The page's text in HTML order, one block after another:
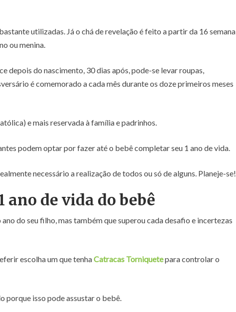
utilizadas. Já o chá de revelação é feito a partir da 16 semana
ou menina.
depois do nascimento, 30 dias após, pode-se levar roupas,
é comemorado a cada mês durante os doze primeiros meses
e mais reservada à família e padrinhos.
podem optar por fazer até o bebê completar seu 1 ano de vida.
necessário a realização de todos ou só de alguns. Planeje-se!
ano de vida do bebê
do seu filho, mas também que superou cada desafio e incertezas
escolha um que tenhaCatracas Torniquetepara controlar o
porque isso pode assustar o bebê.